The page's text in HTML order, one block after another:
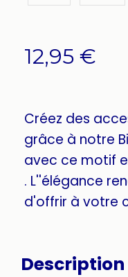
12,95 €
Créez des
grâce à notre
avec ce motif
. L''élégance
d'offrir à votre
Description